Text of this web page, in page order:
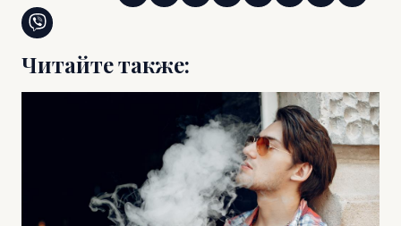
Читайте также: